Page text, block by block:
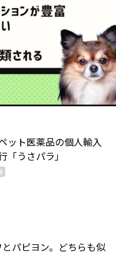
パピヨン。どちらも似